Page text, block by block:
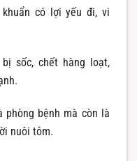
có lợi yếu đi, vi
sốc, chết hàng loạt,
phòng bệnh mà còn là
nuôi tôm.